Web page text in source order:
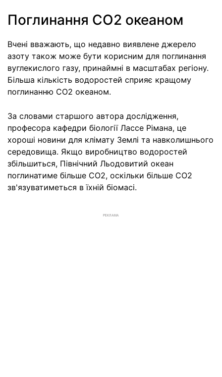
Поглинання CO2 океаном
Вчені вважають, що недавно виявлене джерело
азоту також може бути корисним для поглинання
вуглекислого газу, принаймні в масштабах регіону.
Більша кількість водоростей сприяє кращому
поглинанню CO2 океаном.
За словами старшого автора дослідження,
професора кафедри біології Лассе Рімана, це
хороші новини для клімату Землі та навколишнього
середовища. Якщо виробництво водоростей
збільшиться, Північний Льодовитий океан
поглинатиме більше CO2, оскільки більше CO2
зв'язуватиметься в їхній біомасі.
РЕКЛАМА